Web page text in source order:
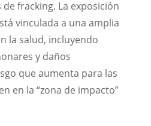
fracking. La exposición
vinculada a una amplia
la salud, incluyendo
y daños
que aumenta para las
en la “zona de impacto”